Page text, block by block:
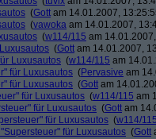
(Gott am 14.01.2007,
(vawoka am 14.01.2007,
(w114/115 am
(Gott am 14.01.2007,
Luxusautos (w114/115 am
für Luxusautos (Pervasive am
für Luxusautos (Gott am
für Luxusautos (w114/115 am
für Luxusautos (Gott am
für Luxusautos (w114/
für Luxusautos (Gott